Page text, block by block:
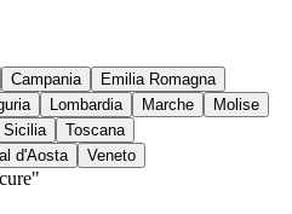
Campania
Emilia Romagna
Lombardia Marche
Molise
Sicilia
Toscana
d'Aosta Veneto